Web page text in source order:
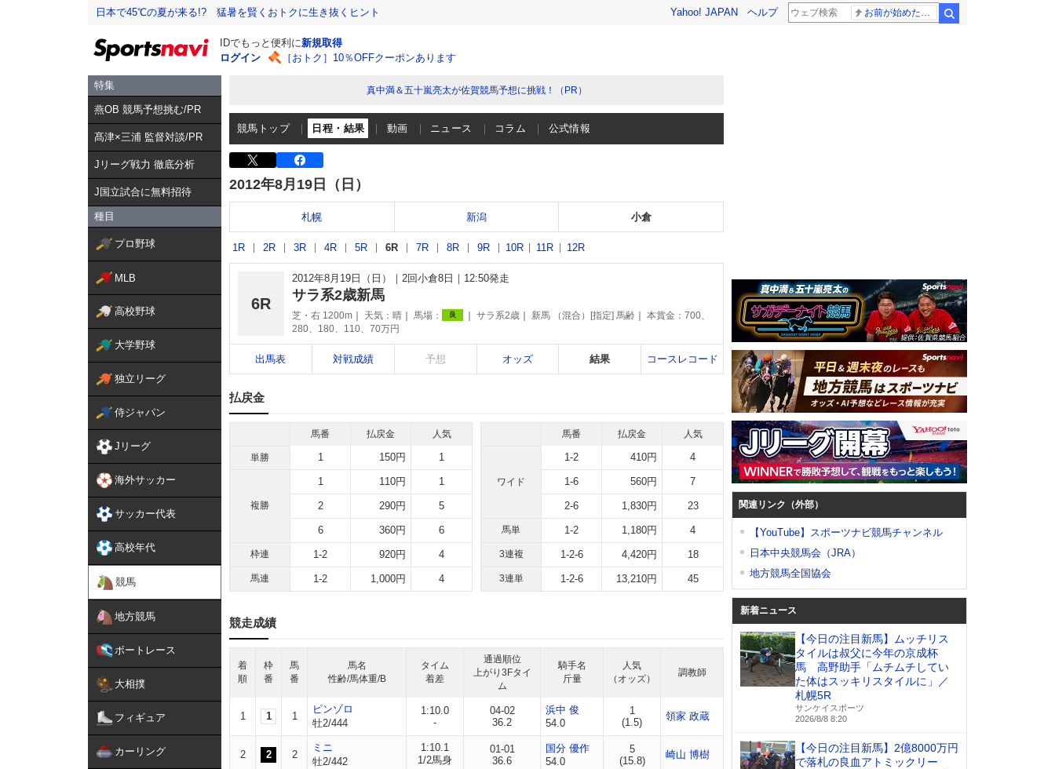
日本で45℃の夏が来る!? 猛暑を賢くおトクに生き抜くヒント Yahoo! JAPAN ヘルプ
IDでもっと便利に新規取得
ログイン
［おトク］10％OFFクーポンあります
特集
燕OB 競馬予想挑む/PR
髙津×三浦 監督対談/PR
Jリーグ戦力 徹底分析
J国立試合に無料招待
種目
プロ野球
MLB
高校野球
大学野球
独立リーグ
侍ジャパン
Jリーグ
海外サッカー
サッカー代表
高校年代
競馬
地方競馬
ボートレース
大相撲
フィギュア
カーリング
真中満＆五十嵐亮太が佐賀競馬予想に挑戦！（PR）
競馬トップ 日程・結果 動画 ニュース コラム 公式情報
2012年8月19日（日）
札幌 新潟 小倉
1R 2R 3R 4R 5R 6R 7R 8R 9R 10R 11R 12R
6R
2012年8月19日（日） 2回小倉8日 12:50発走
サラ系2歳新馬
芝・右 1200m 天気： 晴 馬場： 良 サラ系2歳 新馬 （混合）[指定] 馬齢
本賞金：700、
280、180、110、70万円
出馬表 対戦成績 予想 オッズ 結果 コースレコード
払戻金
馬番 払戻金 人気
単勝 1 150円 1
複勝
1 110円 1
2 290円 5
6 360円 6
枠連 1-2 920円 4
馬連 1-2 1,000円 4
馬番 払戻金 人気
ワイド
1-2 410円 4
1-6 560円 7
2-6 1,830円 23
馬単 1-2 1,180円 4
3連複 1-2-6 4,420円 18
3連単 1-2-6 13,210円 45
競走成績
着
順
枠
番
馬
番
馬名
性齢/馬体重/B
タイム
着差
通過順位
上がり3Fタイ
ム
騎手名
斤量
人気
（オッズ）
調教師
1 1 1
ピンゾロ
牡2/444
1:10.0
-
04-02
36.2
浜中 俊
54.0
1
(1.5)
領家 政蔵
2 2 2
ミニ
牡2/442
1:10.1
1/2馬身
01-01
36.6
国分 優作
54.0
5
(15.8)
崎山 博樹
関連リンク（外部）
【YouTube】スポーツナビ競馬チャンネル
日本中央競馬会（JRA）
地方競馬全国協会
新着ニュース
【今日の注目新馬】ムッチリス
タイルは叔父に今年の京成杯
馬 高野助手「ムチムチしてい
た体はスッキリスタイルに」／
札幌5R
サンケイスポーツ
2026/8/8 8:20
【今日の注目新馬】2億8000万円
で落札の良血アトミックリー